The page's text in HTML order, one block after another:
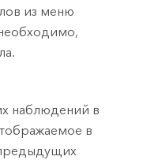
из меню
наблюдений в
в